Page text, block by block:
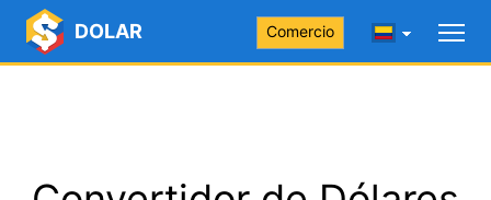
DOLAR Comercio